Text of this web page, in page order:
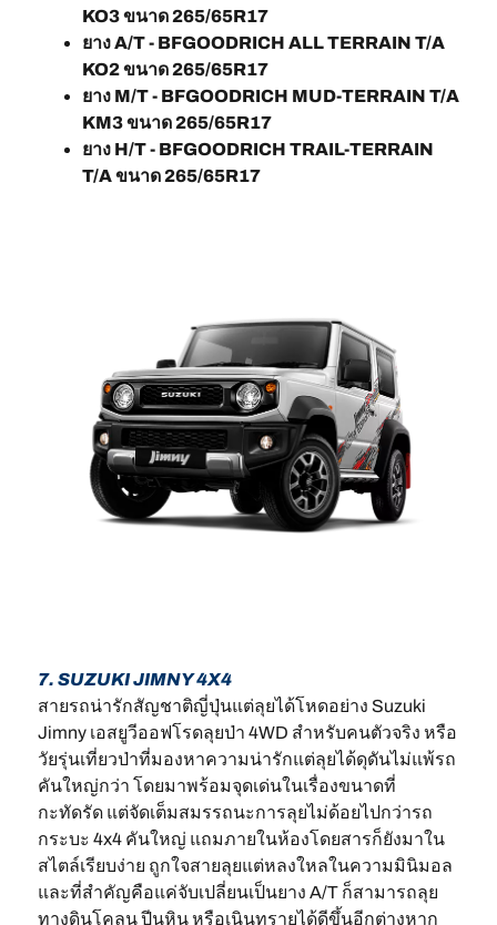
KO3 ขนาด 265/65R17
ยาง A/T - BFGOODRICH ALL TERRAIN T/A
KO2 ขนาด 265/65R17
ยาง M/T - BFGOODRICH MUD-TERRAIN T/A
KM3 ขนาด 265/65R17
ยาง H/T - BFGOODRICH TRAIL-TERRAIN
T/A ขนาด 265/65R17
7. SUZUKI JIMNY 4X4
สายรถน่ารักสัญชาติญี่ปุ่นแต่ลุยได้โหดอย่าง Suzuki
Jimny เอสยูวีออฟโรดลุยป่า 4WD สำหรับคนตัวจริง หรือ
วัยรุ่นเที่ยวป่าที่มองหาความน่ารักแต่ลุยได้ดุดันไม่แพ้รถ
คันใหญ่กว่า โดยมาพร้อมจุดเด่นในเรื่องขนาดที่
กะทัดรัด แต่จัดเต็มสมรรถนะการลุยไม่ด้อยไปกว่ารถ
กระบะ 4x4 คันใหญ่ แถมภายในห้องโดยสารก็ยังมาใน
สไตล์เรียบง่าย ถูกใจสายลุยแต่หลงใหลในความมินิมอล
และที่สำคัญคือแค่จับเปลี่ยนเป็นยาง A/T ก็สามารถลุย
ทางดินโคลน ปีนหิน หรือเนินทรายได้ดีขึ้นอีกต่างหาก